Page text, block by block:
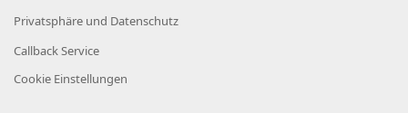
Privatsphäre und Datenschutz
Callback Service
Cookie Einstellungen